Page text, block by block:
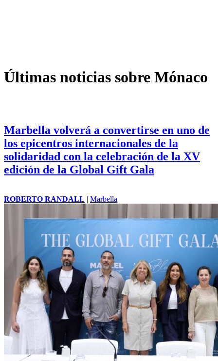
Últimas noticias sobre Mónaco
Marbella volverá a convertirse en uno de
los epicentros internacionales de la
solidaridad con la celebración de la XV
edición de la Global Gift Gala
ROBERTO RANDALL | Marbella